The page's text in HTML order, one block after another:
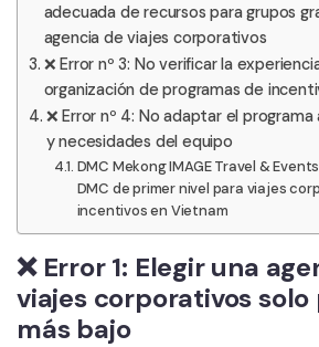
adecuada de recursos para grupos
agencia de viajes corporativos
❌ Error nº 3: No verificar la
organización de programas de
❌ Error nº 4: No adaptar el
y necesidades del equipo
DMC Mekong IMAGE Travel &
DMC de primer nivel para viajes
incentivos en Vietnam
❌ Error 1: Elegir una
viajes corporativos
más bajo